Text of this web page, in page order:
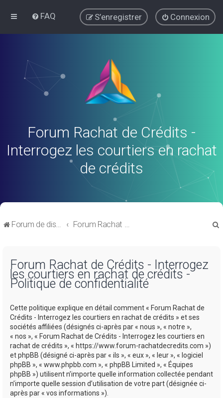
FAQ Connexion
S’enregistrer
Forum Rachat de Crédits -
Interrogez les courtiers en rachat
de crédits
Forum de discussions sur le Regroupement de Crédits et le Rachat de Crédits Forum Rachat de Crédits
Forum Rachat de Crédits - Interrogez
les courtiers en rachat de crédits -
Politique de confidentialité
Cette politique explique en détail comment « Forum Rachat de
Crédits - Interrogez les courtiers en rachat de crédits » et ses
sociétés affiliées (désignés ci-après par « nous », « notre »,
« nos », « Forum Rachat de Crédits - Interrogez les courtiers en
rachat de crédits », « https://www.forum-rachatdecredits.com »)
et phpBB (désigné ci-après par « ils », « eux », « leur », « logiciel
phpBB », « www.phpbb.com », « phpBB Limited », « Équipes
phpBB ») utilisent n’importe quelle information collectée pendant
n’importe quelle session d’utilisation de votre part (désignée ci-
après par « vos informations »).